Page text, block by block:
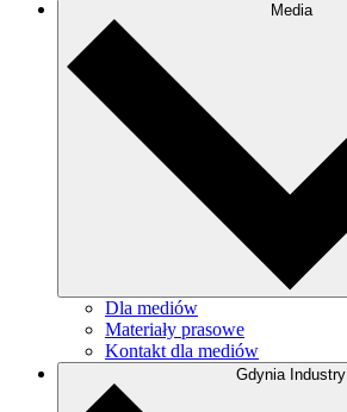
Media
Dla mediów
Materiały prasowe
Kontakt dla mediów
Gdynia Industry